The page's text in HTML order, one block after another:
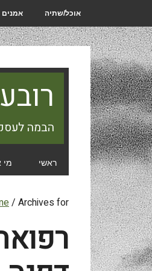
אוכל/שתיה אמנים
הבמה
ראשי מי
/ Archives for קליניקה לרפואה אסתטית